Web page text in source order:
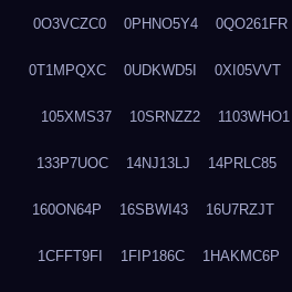
0O3VCZC0 0PHNO5Y4 0QO261FR
0T1MPQXC 0UDKWD5I 0XI05VVT
105XMS37 10SRNZZ2 1103WHO1
133P7UOC 14NJ13LJ 14PRLC85
160ON64P 16SBWI43 16U7RZJT
1CFFT9FI 1FIP186C 1HAKMC6P